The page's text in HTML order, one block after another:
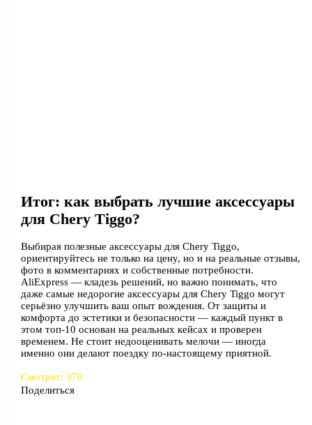
Итог: как выбрать лучшие аксессуары
для Chery Tiggo?
Выбирая полезные аксессуары для Chery Tiggo,
ориентируйтесь не только на цену, но и на реальные отзывы,
фото в комментариях и собственные потребности.
AliExpress — кладезь решений, но важно понимать, что
даже самые недорогие аксессуары для Chery Tiggo могут
серьёзно улучшить ваш опыт вождения. От защиты и
комфорта до эстетики и безопасности — каждый пункт в
этом топ-10 основан на реальных кейсах и проверен
временем. Не стоит недооценивать мелочи — иногда
именно они делают поездку по-настоящему приятной.
Смотрят: 370
Поделиться